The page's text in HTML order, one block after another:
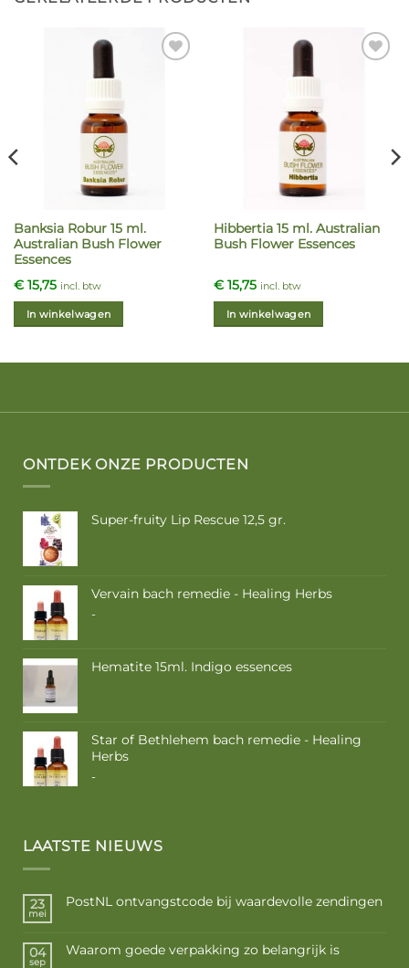
Banksia Robur 15 ml.
Australian Bush Flower
Essences
€15,75 incl. btw
In winkelwagen
Hibbertia 15 ml. Australian
Bush Flower Essences
€15,75 incl. btw
In winkelwagen
ONTDEK ONZE PRODUCTEN
Super-fruity Lip Rescue 12,5 gr.
Vervain bach remedie - Healing Herbs
-Prijsklasse:
€ 16,85
Hematite 15ml. Indigo essences
Star of Bethlehem bach remedie - Healing
Herbs
-Prijsklasse:
LAATSTE NIEUWS
23
mei
PostNL ontvangstcode bij waardevolle zendingen
04
sep
Waarom goede verpakking zo belangrijk is